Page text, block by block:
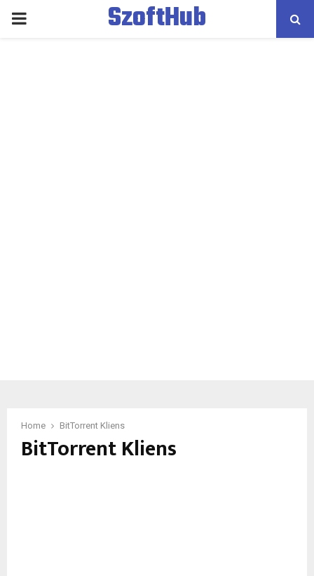
PRIMARY
SzoftHub
Home BitTorrent Kliens
BitTorrent Kliens